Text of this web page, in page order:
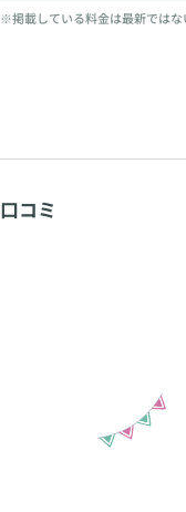
※掲載している料金は最新ではな
口コミ